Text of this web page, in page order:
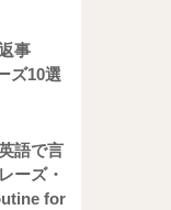
事
ズ10選
語で言
ーズ・
for